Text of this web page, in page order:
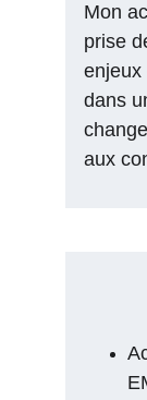
Mon
prise
enjeux
dans
aux